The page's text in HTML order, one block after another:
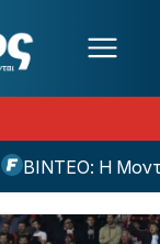
ΒΙΝΤΕΟ: Η